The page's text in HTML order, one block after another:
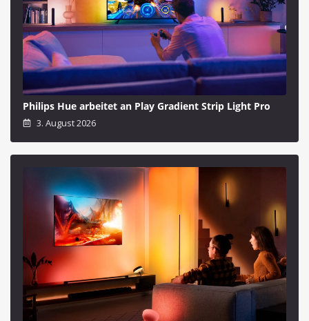
Philips Hue arbeitet an Play Gradient Strip Light Pro
3. August 2026